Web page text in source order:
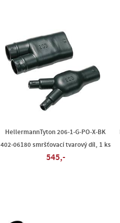
HellermannTyton 206-1-G-PO-X-BK
402-06180 smršťovací tvarový díl, 1 ks
545,-